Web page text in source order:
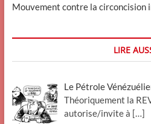
Mouvement contre la circoncision
LIRE
Le Pétrole
Théoriquement la
autorise/invite à […]